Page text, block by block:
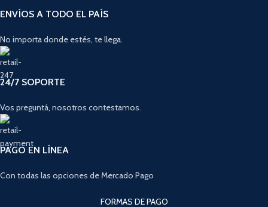
ENVÍOS A TODO EL PAÍS
No importa donde estés, te llega.
24/7 SOPORTE
Vos preguntá, nosotros contestamos.
PAGO EN LÍNEA
Con todas las opciones de Mercado Pago
FORMAS DE PAGO